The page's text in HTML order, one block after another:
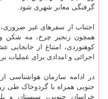
گرفتگی معابر شهری شود.
اجتناب از سفرهای غیر ضروری،
همچون زنجیر چرخ، مه شکن
کوهنوردی، امتناع از جابجایی
اجرائی و امدادی برای عملیات
در ادامه سازمان هواشناسی
خراسان جنوبی، سیستان و